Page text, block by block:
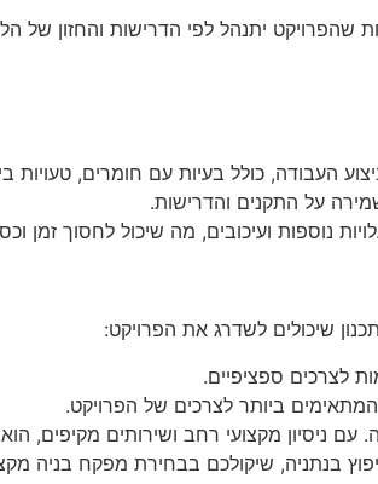
שהפרויקט יתנהל לפי הדרישות והחזון של
העבודה, כולל בעיות עם חומרים, טעויות
על התקנים והדרישות.
נוספות ועיכובים, מה שיכול לחסוך זמן
שיכולים לשדרג את הפרויקט:
לצרכים ספציפיים.
ביותר לצרכים של הפרויקט.
ניסיון מקצועי רחב ושירותים מקיפים,
בנתניה, שיקולכם בבחירת מפקח בניה